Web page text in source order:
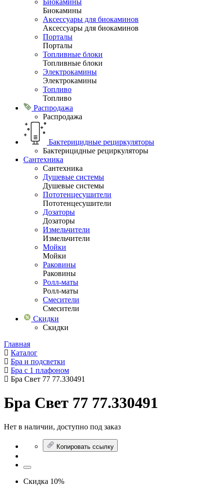
Биокамины
Биокамины
Аксессуары для биокаминов
Аксессуары для биокаминов
Порталы
Порталы
Топливные блоки
Топливные блоки
Электрокамины
Электрокамины
Топливо
Топливо
Распродажа
Распродажа
Бактерицидные рециркуляторы
Бактерицидные рециркуляторы
Сантехника
Сантехника
Душевые системы
Душевые системы
Пототенцесушители
Пототенцесушители
Дозаторы
Дозаторы
Измельчители
Измельчители
Мойки
Мойки
Раковины
Раковины
Ролл-маты
Ролл-маты
Смесители
Смесители
Скидки
Скидки
Главная
Каталог
Бра и подсветки
Бра с 1 плафоном
Бра Свет 77 77.330491
Бра Свет 77 77.330491
Нет в наличии, доступно под заказ
Копировать ссылку
Скидка 10%